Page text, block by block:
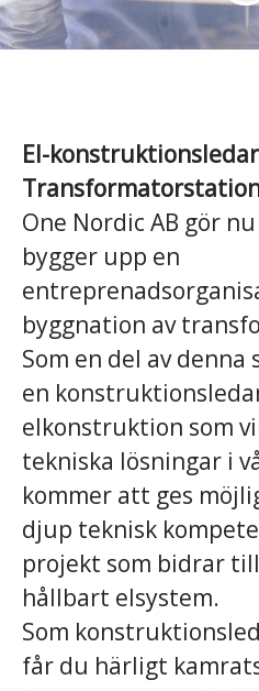
El-
One Nordic AB gör
bygger upp en
byggnation av
Som en del av denna
en
elkonstruktion som
tekniska lösningar i
kommer att ges
djup teknisk
projekt som bidrar
hållbart elsystem.
Som
får du härligt